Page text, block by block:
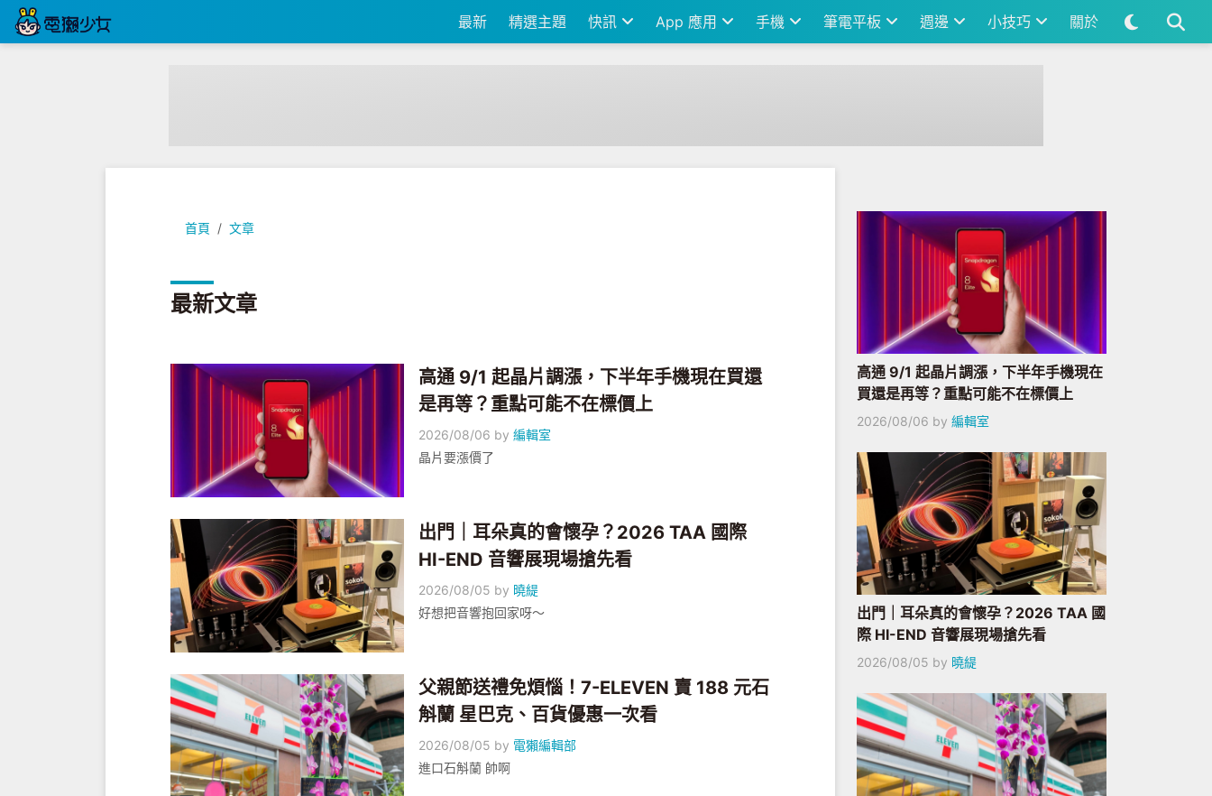
最新 精選主題 快訊 App 應用 手機 筆電平板 週邊 小技巧 關於
首頁 文章
最新文章
高通 9/1 起晶片調漲，下半年手機現在買還
是再等？重點可能不在標價上
2026/08/06 by編輯室
晶片要漲價了
出門｜耳朵真的會懷孕？2026 TAA 國際
HI-END 音響展現場搶先看
2026/08/05 by 曉緹
好想把音響抱回家呀～
父親節送禮免煩惱！7-ELEVEN 賣 188 元石
斛蘭 星巴克、百貨優惠一次看
2026/08/05 by 電獺編輯部
進口石斛蘭 帥啊
高通 9/1 起晶片調漲，下半年手機現在
買還是再等？重點可能不在標價上
2026/08/06 by 編輯室
出門｜耳朵真的會懷孕？2026 TAA 國
際 HI-END 音響展現場搶先看
2026/08/05 by 曉緹